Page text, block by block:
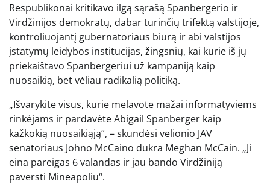
Respublikonai kritikavo ilgą sąrašą Spanbergerio ir
Virdžinijos demokratų, dabar turinčių trifektą valstijoje,
kontroliuojantį gubernatoriaus biurą ir abi valstijos
įstatymų leidybos institucijas, žingsnių, kai kurie iš jų
priekaištavo Spanbergeriui už kampaniją kaip
nuosaikią, bet vėliau radikalią politiką.
„Išvarykite visus, kurie melavote mažai informatyviems
rinkėjams ir pardavėte Abigail Spanberger kaip
kažkokią nuosaikiąją“, – skundėsi velionio JAV
senatoriaus Johno McCaino dukra Meghan McCain. „Ji
eina pareigas 6 valandas ir jau bando Virdžiniją
paversti Mineapoliu“.